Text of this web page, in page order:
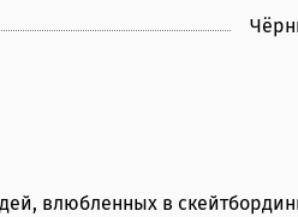
влюбленных в